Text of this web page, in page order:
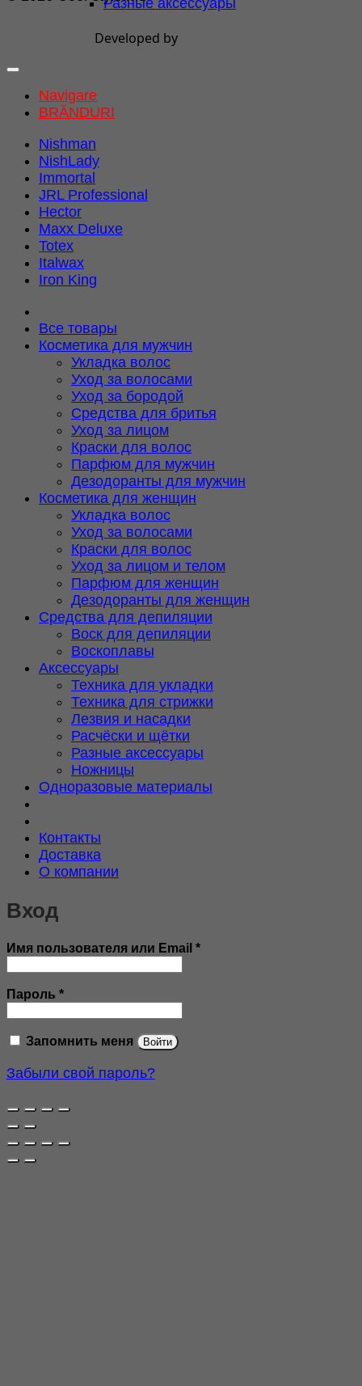
Developed by
Navigare
BRĂNDURI
Nishman
NishLady
Immortal
JRL Professional
Hector
Maxx Deluxe
Totex
Italwax
Iron King
Все товары
Косметика для мужчин
Укладка волос
Уход за волосами
Уход за бородой
Средства для бритья
Уход за лицом
Краски для волос
Парфюм для мужчин
Дезодоранты для мужчин
Косметика для женщин
Укладка волос
Уход за волосами
Краски для волос
Уход за лицом и телом
Парфюм для женщин
Дезодоранты для женщин
Средства для депиляции
Воск для депиляции
Воскоплавы
Аксессуары
Техника для укладки
Техника для стрижки
Лезвия и насадки
Расчёски и щётки
Разные аксессуары
Ножницы
Одноразовые материалы
Контакты
Доставка
О компании
Вход
Имя пользователя или Email *Обязательно
Пароль *Обязательно
Запомнить меня Войти
Забыли свой пароль?